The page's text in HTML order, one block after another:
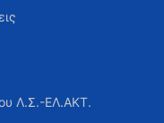
Λ.Σ.-ΕΛ.ΑΚΤ.